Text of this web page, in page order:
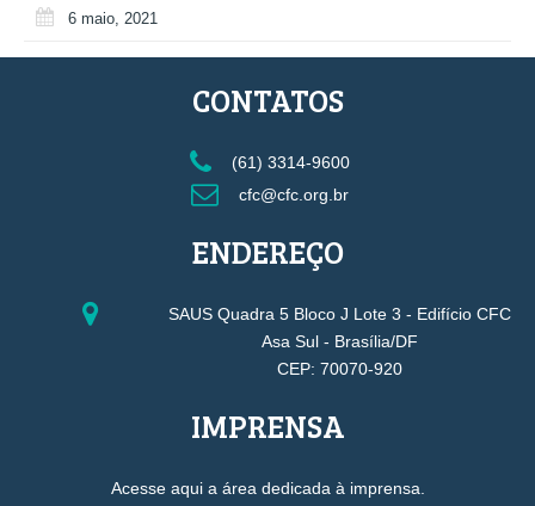
6 maio, 2021
CONTATOS
(61) 3314-9600
cfc@cfc.org.br
ENDEREÇO
SAUS Quadra 5 Bloco J Lote 3 - Edifício CFC
Asa Sul - Brasília/DF
CEP: 70070-920
IMPRENSA
Acesse aqui a área dedicada à imprensa.